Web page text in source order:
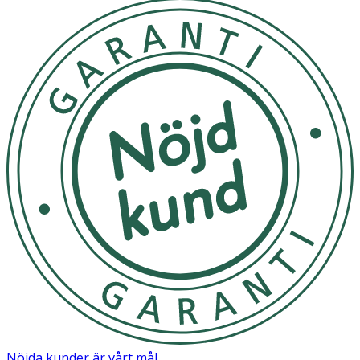
· Passar barns känsliga hår
· Med mild doft
Användning
· Skaka flaskan.
· Spraya i handdukstorrt eller torrt hår.
· Kamma/borsta försiktigt.
· Undvik ögonkontakt. Följ alltid anvisningarna på
förpackningen.
Förvaring
Förvaras i rumstemperatur utom räckhåll för små barn.
Aqua, Glycerin, Betaine, Behenamidopropyl